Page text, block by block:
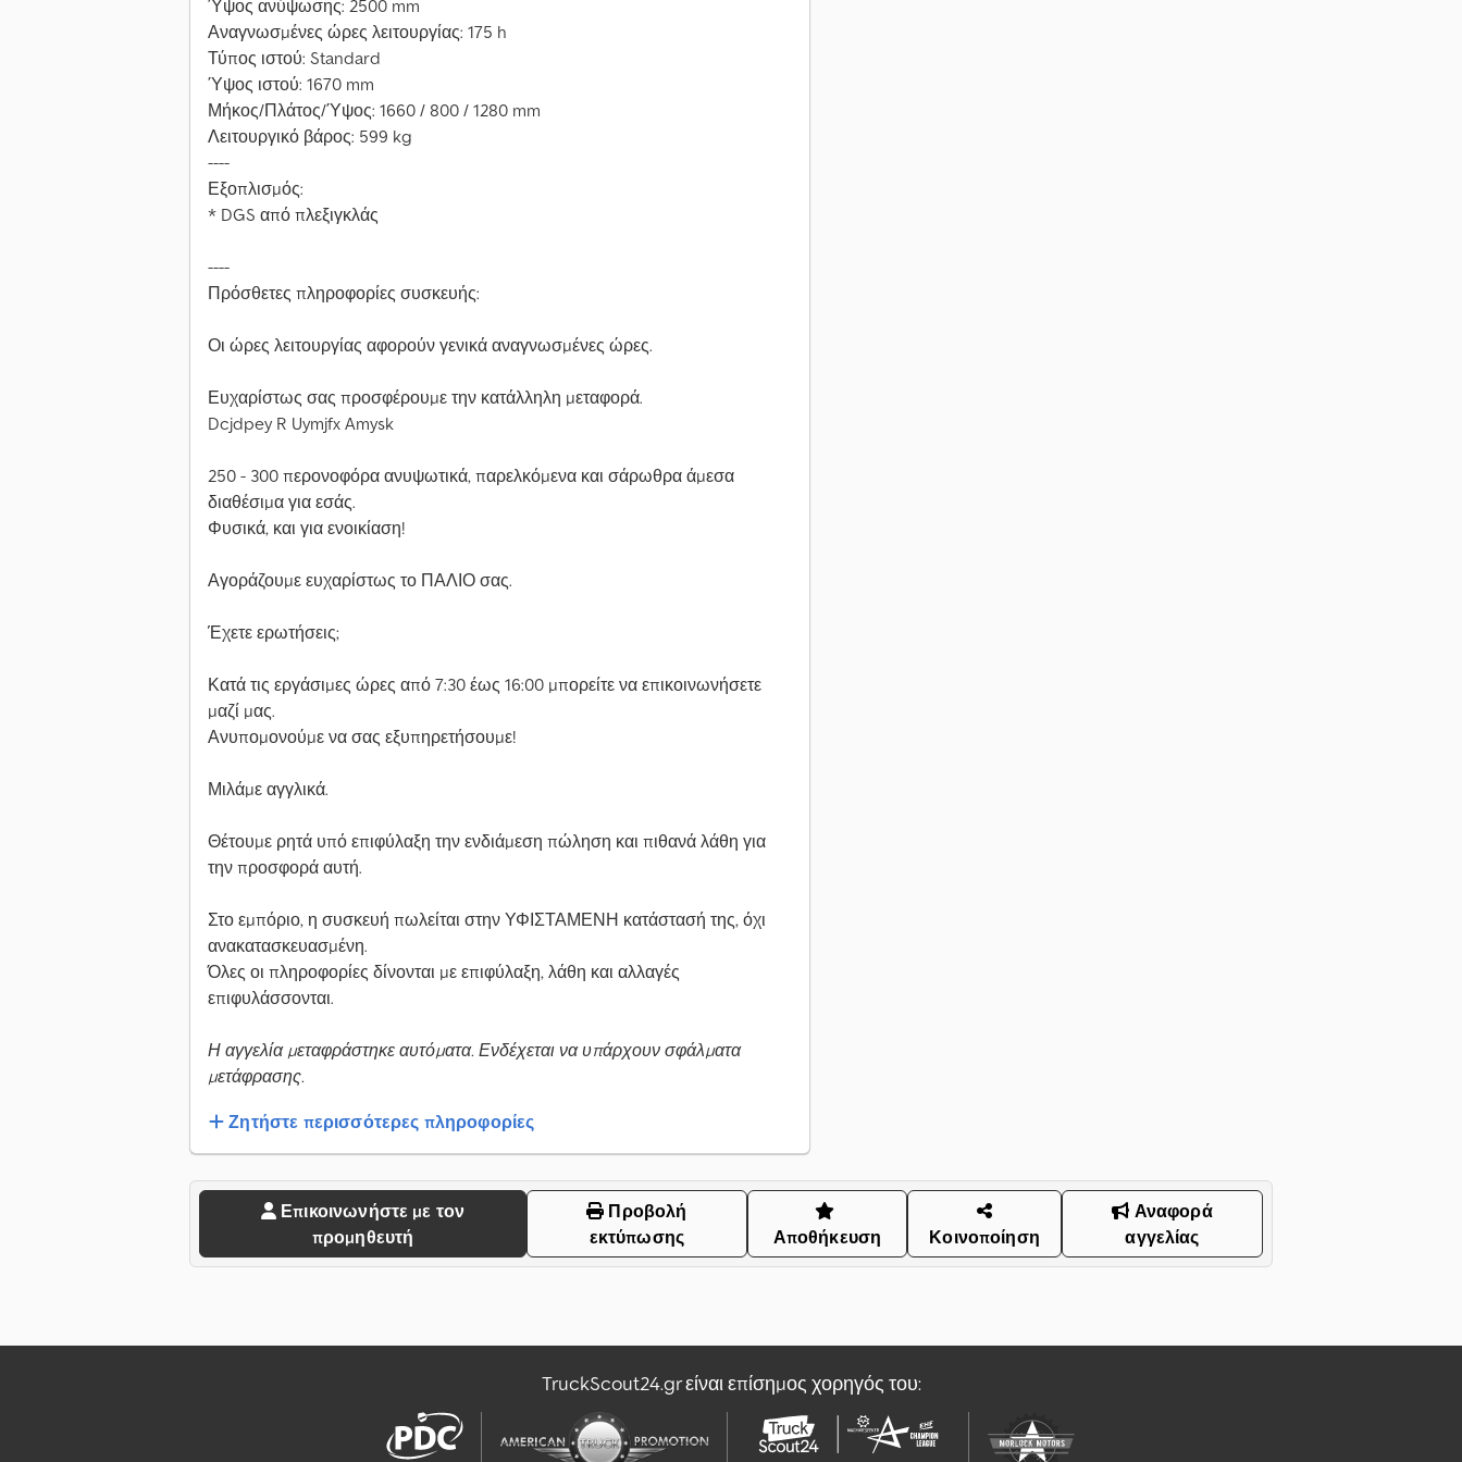
Ύψος ανύψωσης: 2500 mm
Αναγνωσμένες ώρες λειτουργίας: 175 h
Τύπος ιστού: Standard
Ύψος ιστού: 1670 mm
Μήκος/Πλάτος/Ύψος: 1660 / 800 / 1280 mm
Λειτουργικό βάρος: 599 kg
----
Εξοπλισμός:
* DGS από πλεξιγκλάς
----
Πρόσθετες πληροφορίες συσκευής:
Οι ώρες λειτουργίας αφορούν γενικά αναγνωσμένες ώρες.
Ευχαρίστως σας προσφέρουμε την κατάλληλη μεταφορά.
Dcjdpey R Uymjfx Amysk
250 - 300 περονοφόρα ανυψωτικά, παρελκόμενα και σάρωθρα άμεσα
διαθέσιμα για εσάς.
Φυσικά, και για ενοικίαση!
Αγοράζουμε ευχαρίστως το ΠΑΛΙΟ σας.
Έχετε ερωτήσεις;
Κατά τις εργάσιμες ώρες από 7:30 έως 16:00 μπορείτε να επικοινωνήσετε
μαζί μας.
Ανυπομονούμε να σας εξυπηρετήσουμε!
Μιλάμε αγγλικά.
Θέτουμε ρητά υπό επιφύλαξη την ενδιάμεση πώληση και πιθανά λάθη για
την προσφορά αυτή.
Στο εμπόριο, η συσκευή πωλείται στην ΥΦΙΣΤΑΜΕΝΗ κατάστασή της, όχι
ανακατασκευασμένη.
Όλες οι πληροφορίες δίνονται με επιφύλαξη, λάθη και αλλαγές
επιφυλάσσονται.
Η αγγελία μεταφράστηκε αυτόματα. Ενδέχεται να υπάρχουν σφάλματα
μετάφρασης.
Ζητήστε περισσότερες πληροφορίες
Επικοινωνήστε με τον
προμηθευτή
Προβολή
εκτύπωσης
Αποθήκευση Κοινοποίηση
Αναφορά
αγγελίας
TruckScout24.gr είναι επίσημος χορηγός του: